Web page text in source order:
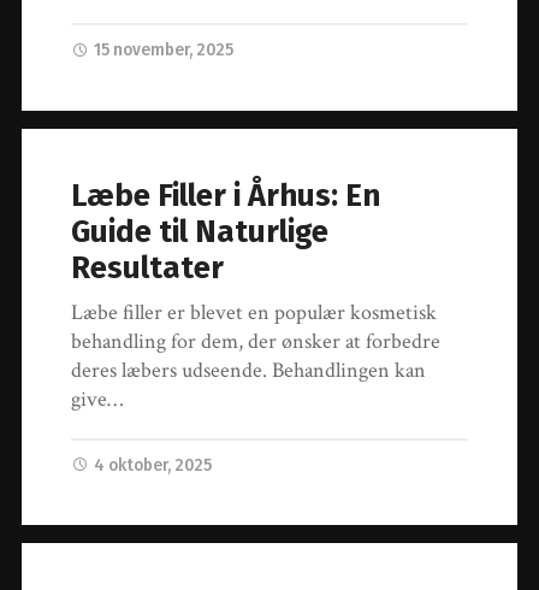
15 november, 2025
Læbe Filler i Århus: En
Guide til Naturlige
Resultater
Læbe filler er blevet en populær kosmetisk
behandling for dem, der ønsker at forbedre
deres læbers udseende. Behandlingen kan
give…
4 oktober, 2025